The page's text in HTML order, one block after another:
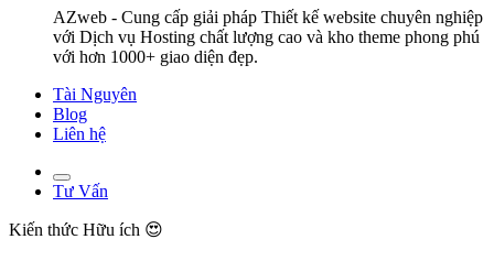
AZweb - Cung cấp giải pháp Thiết kế website chuyên nghiệp
với Dịch vụ Hosting chất lượng cao và kho theme phong phú
với hơn 1000+ giao diện đẹp.
Tài Nguyên
Blog
Liên hệ
Tư Vấn
Kiến thức Hữu ích 😍